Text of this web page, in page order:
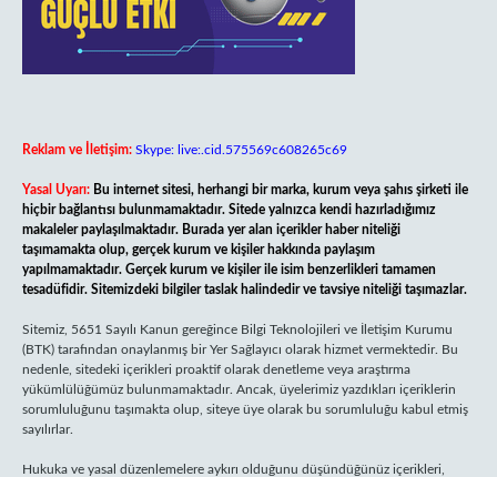
Reklam ve İletişim: Skype: live:.cid.575569c608265c69
Yasal Uyarı: Bu internet sitesi, herhangi bir marka, kurum veya şahıs şirketi ile
hiçbir bağlantısı bulunmamaktadır. Sitede yalnızca kendi hazırladığımız
makaleler paylaşılmaktadır. Burada yer alan içerikler haber niteliği
taşımamakta olup, gerçek kurum ve kişiler hakkında paylaşım
yapılmamaktadır. Gerçek kurum ve kişiler ile isim benzerlikleri tamamen
tesadüfidir. Sitemizdeki bilgiler taslak halindedir ve tavsiye niteliği taşımazlar.
Sitemiz, 5651 Sayılı Kanun gereğince Bilgi Teknolojileri ve İletişim Kurumu
(BTK) tarafından onaylanmış bir Yer Sağlayıcı olarak hizmet vermektedir. Bu
nedenle, sitedeki içerikleri proaktif olarak denetleme veya araştırma
yükümlülüğümüz bulunmamaktadır. Ancak, üyelerimiz yazdıkları içeriklerin
sorumluluğunu taşımakta olup, siteye üye olarak bu sorumluluğu kabul etmiş
sayılırlar.
Hukuka ve yasal düzenlemelere aykırı olduğunu düşündüğünüz içerikleri,